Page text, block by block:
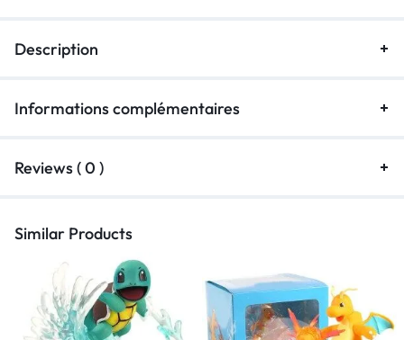
Description
Informations complémentaires
Reviews ( 0 )
Similar Products